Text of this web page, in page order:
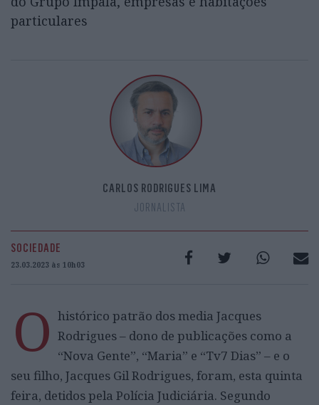
particulares
CARLOS RODRIGUES LIMA
JORNALISTA
SOCIEDADE
23.03.2023 às 10h03
O histórico patrão dos media Jacques
Rodrigues – dono de publicações como a
“Nova Gente”, “Maria” e “Tv7 Dias” – e o
seu filho, Jacques Gil Rodrigues, foram, esta quinta
feira, detidos pela Polícia Judiciária. Segundo